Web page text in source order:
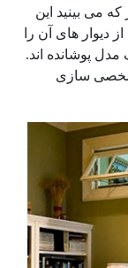
می بینید این
دیوار های آن را
پوشانده اند.
شخصی سازی